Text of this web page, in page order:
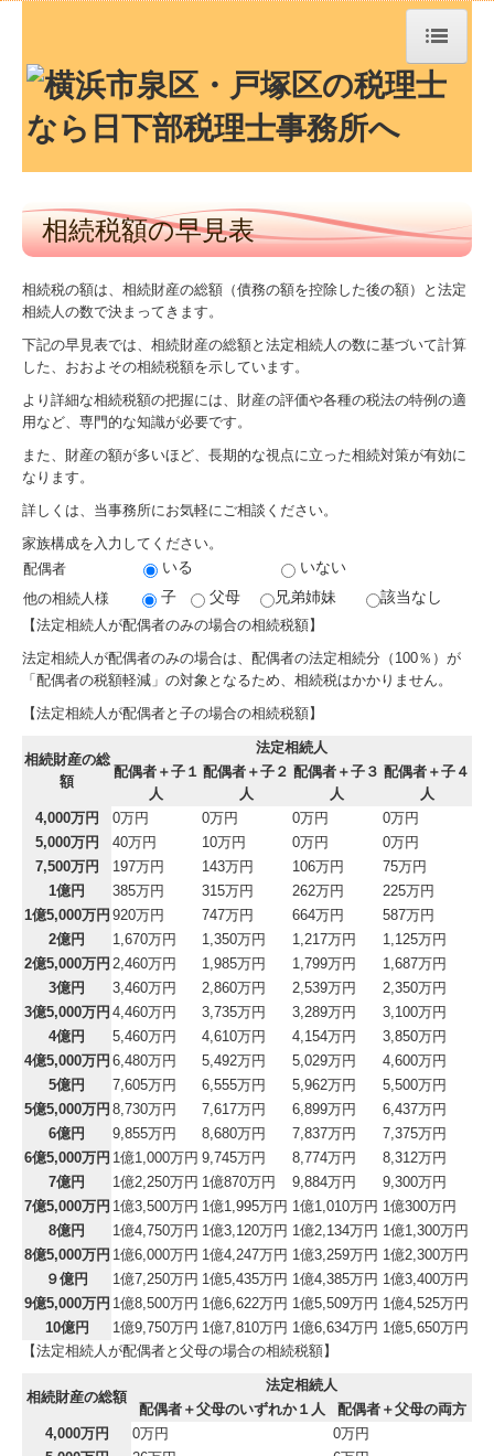
トップページ
社長メニューASP版
経営者お役立ち情報
お知らせ
事務所紹介
経営理念
交通案内
よくある質問
関連リンク
リンク集
お問合せ
補助金・助成金・融資情報
関与先向け融資商品ご紹介
戦略財務情報システム
継続MASシステム
戦略販売・購買情報システム
戦略給与情報システム
建設業用会計情報DB
新設法人向けHPはこちら
無料電話相談
相続税額の早見表
相続税の額は、相続財産の総額（債務の額を控除した後の額）と法定
相続人の数で決まってきます。
下記の早見表では、相続財産の総額と法定相続人の数に基づいて計算
した、おおよその相続税額を示しています。
より詳細な相続税額の把握には、財産の評価や各種の税法の特例の適
用など、専門的な知識が必要です。
また、財産の額が多いほど、長期的な視点に立った相続対策が有効に
なります。
詳しくは、当事務所にお気軽にご相談ください。
家族構成を入力してください。
配偶者
いる いない
他の相続人様 子 父母 兄弟姉妹 該当なし
【法定相続人が配偶者のみの場合の相続税額】
法定相続人が配偶者のみの場合は、配偶者の法定相続分（100％）が
「配偶者の税額軽減」の対象となるため、相続税はかかりません。
【法定相続人が配偶者と子の場合の相続税額】
相続財産の総
額
法定相続人
配偶者＋子１
人
配偶者＋子２
人
配偶者＋子３
人
配偶者＋子４
人
4,000万円
0万円 0万円 0万円
0万円
5,000万円
40万円 10万円 0万円
0万円
7,500万円
197万円 143万円 106万円
75万円
1億円
385万円 315万円 262万円
225万円
1億5,000万円 920万円 747万円 664万円
587万円
2億円
1,670万円 1,350万円 1,217万円
1,125万円
2億5,000万円 2,460万円 1,985万円 1,799万円
1,687万円
3億円
3,460万円 2,860万円 2,539万円
2,350万円
3億5,000万円 4,460万円 3,735万円 3,289万円
3,100万円
4億円
5,460万円 4,610万円 4,154万円
3,850万円
4億5,000万円 6,480万円 5,492万円 5,029万円
4,600万円
5億円
7,605万円 6,555万円 5,962万円
5,500万円
5億5,000万円 8,730万円 7,617万円 6,899万円
6,437万円
6億円
9,855万円 8,680万円 7,837万円
7,375万円
6億5,000万円 1億1,000万円 9,745万円 8,774万円
8,312万円
7億円
1億2,250万円 1億870万円 9,884万円
9,300万円
7億5,000万円 1億3,500万円 1億1,995万円 1億1,010万円 1億300万円
8億円
1億4,750万円 1億3,120万円 1億2,134万円 1億1,300万円
8億5,000万円 1億6,000万円 1億4,247万円 1億3,259万円 1億2,300万円
９億円
1億7,250万円 1億5,435万円 1億4,385万円 1億3,400万円
9億5,000万円 1億8,500万円 1億6,622万円 1億5,509万円 1億4,525万円
10億円
1億9,750万円 1億7,810万円 1億6,634万円 1億5,650万円
【法定相続人が配偶者と父母の場合の相続税額】
相続財産の総額
法定相続人
配偶者＋父母のいずれか１人
配偶者＋父母の両方
4,000万円
0万円
0万円